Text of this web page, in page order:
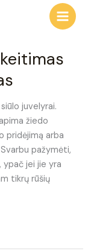
juvelyrai.
žiedo
pridėjimą arba
pažymėti,
ypač jei jie yra
tikrų rūšių